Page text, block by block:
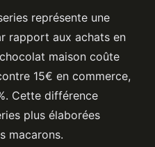
représente une
rapport aux achats en
maison coûte
15€ en commerce,
Cette différence
plus élaborées
macarons.